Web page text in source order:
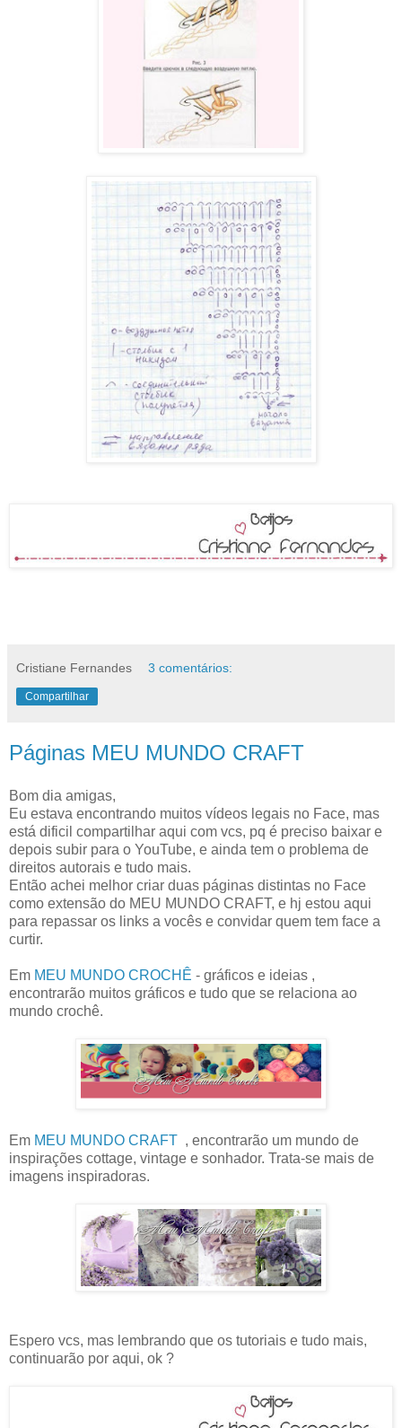
Cristiane Fernandes 3 comentários:
Compartilhar
Páginas MEU MUNDO CRAFT
Bom dia amigas,
Eu estava encontrando muitos vídeos legais no Face, mas
está dificil compartilhar aqui com vcs, pq é preciso baixar e
depois subir para o YouTube, e ainda tem o problema de
direitos autorais e tudo mais.
Então achei melhor criar duas páginas distintas no Face
como extensão do MEU MUNDO CRAFT, e hj estou aqui
para repassar os links a vocês e convidar quem tem face a
curtir.
Em MEU MUNDO CROCHÊ - gráficos e ideias ,
encontrarão muitos gráficos e tudo que se relaciona ao
mundo crochê.
Em MEU MUNDO CRAFT , encontrarão um mundo de
inspirações cottage, vintage e sonhador. Trata-se mais de
imagens inspiradoras.
Espero vcs, mas lembrando que os tutoriais e tudo mais,
continuarão por aqui, ok ?